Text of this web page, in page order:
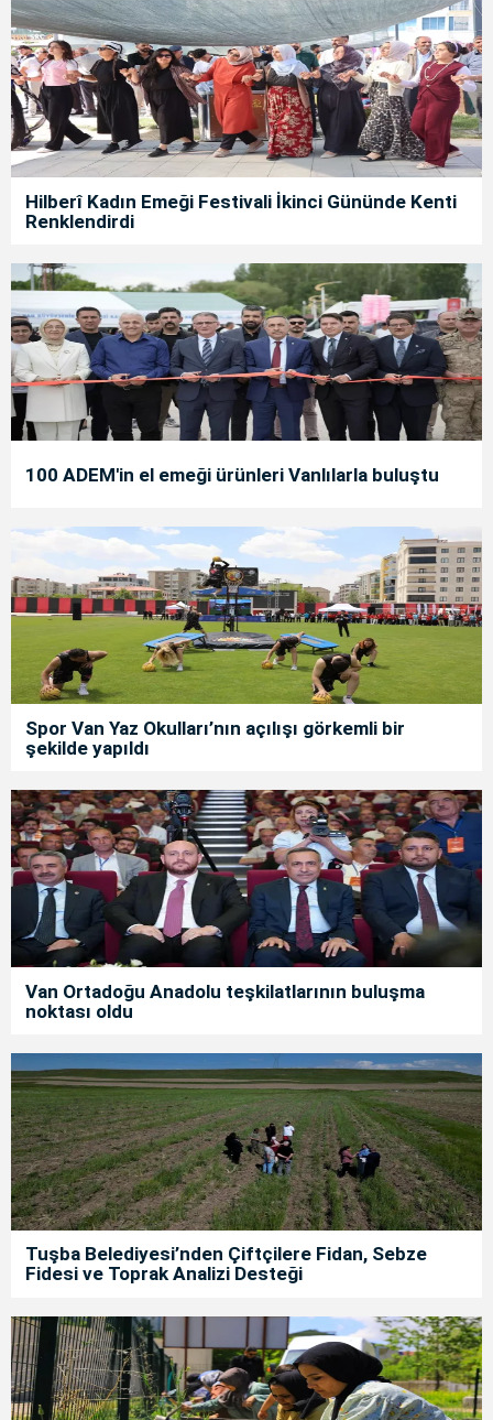
Hilberî Kadın Emeği Festivali İkinci Gününde Kenti
Renklendirdi
100 ADEM'in el emeği ürünleri Vanlılarla buluştu
Spor Van Yaz Okulları’nın açılışı görkemli bir
şekilde yapıldı
Van Ortadoğu Anadolu teşkilatlarının buluşma
noktası oldu
Tuşba Belediyesi’nden Çiftçilere Fidan, Sebze
Fidesi ve Toprak Analizi Desteği